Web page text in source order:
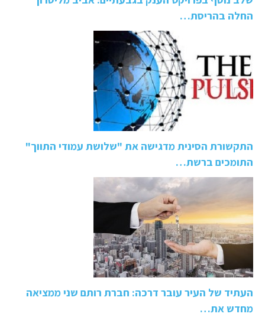
החלה בהריסת…
התקשורת הסינית מדגישה את "שלושת עמודי התווך"
התומכים ברשת…
העתיד של העיר עובר דרכה: חברת רותם שני ממציאה
מחדש את…